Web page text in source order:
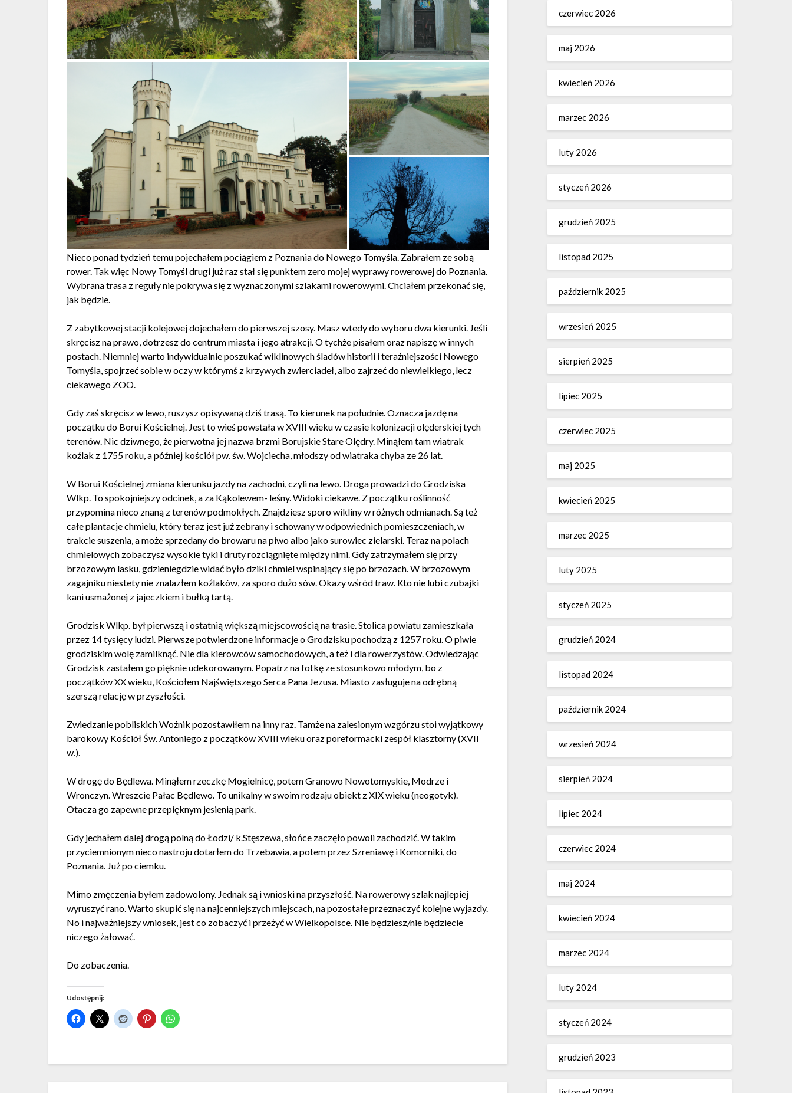
Nieco ponad tydzień temu pojechałem pociągiem z Poznania do Nowego Tomyśla. Zabrałem ze sobą
rower. Tak więc Nowy Tomyśl drugi już raz stał się punktem zero mojej wyprawy rowerowej do Poznania.
Wybrana trasa z reguły nie pokrywa się z wyznaczonymi szlakami rowerowymi. Chciałem przekonać się,
jak będzie.
Z zabytkowej stacji kolejowej dojechałem do pierwszej szosy. Masz wtedy do wyboru dwa kierunki. Jeśli
skręcisz na prawo, dotrzesz do centrum miasta i jego atrakcji. O tychże pisałem oraz napiszę w innych
postach. Niemniej warto indywidualnie poszukać wiklinowych śladów historii i teraźniejszości Nowego
Tomyśla, spojrzeć sobie w oczy w którymś z krzywych zwierciadeł, albo zajrzeć do niewielkiego, lecz
ciekawego ZOO.
Gdy zaś skręcisz w lewo, ruszysz opisywaną dziś trasą. To kierunek na południe. Oznacza jazdę na
początku do Borui Kościelnej. Jest to wieś powstała w XVIII wieku w czasie kolonizacji olęderskiej tych
terenów. Nic dziwnego, że pierwotna jej nazwa brzmi Borujskie Stare Olędry. Minąłem tam wiatrak
koźlak z 1755 roku, a później kościół pw. św. Wojciecha, młodszy od wiatraka chyba ze 26 lat.
W Borui Kościelnej zmiana kierunku jazdy na zachodni, czyli na lewo. Droga prowadzi do Grodziska
Wlkp. To spokojniejszy odcinek, a za Kąkolewem- leśny. Widoki ciekawe. Z początku roślinność
przypomina nieco znaną z terenów podmokłych. Znajdziesz sporo wikliny w różnych odmianach. Są też
całe plantacje chmielu, który teraz jest już zebrany i schowany w odpowiednich pomieszczeniach, w
trakcie suszenia, a może sprzedany do browaru na piwo albo jako surowiec zielarski. Teraz na polach
chmielowych zobaczysz wysokie tyki i druty rozciągnięte między nimi. Gdy zatrzymałem się przy
brzozowym lasku, gdzieniegdzie widać było dziki chmiel wspinający się po brzozach. W brzozowym
zagajniku niestety nie znalazłem koźlaków, za sporo dużo sów. Okazy wśród traw. Kto nie lubi czubajki
kani usmażonej z jajeczkiem i bułką tartą.
Grodzisk Wlkp. był pierwszą i ostatnią większą miejscowością na trasie. Stolica powiatu zamieszkała
przez 14 tysięcy ludzi. Pierwsze potwierdzone informacje o Grodzisku pochodzą z 1257 roku. O piwie
grodziskim wolę zamilknąć. Nie dla kierowców samochodowych, a też i dla rowerzystów. Odwiedzając
Grodzisk zastałem go pięknie udekorowanym. Popatrz na fotkę ze stosunkowo młodym, bo z
początków XX wieku, Kościołem Najświętszego Serca Pana Jezusa. Miasto zasługuje na odrębną
szerszą relację w przyszłości.
Zwiedzanie pobliskich Woźnik pozostawiłem na inny raz. Tamże na zalesionym wzgórzu stoi wyjątkowy
barokowy Kościół Św. Antoniego z początków XVIII wieku oraz poreformacki zespół klasztorny (XVII
w.).
W drogę do Będlewa. Minąłem rzeczkę Mogielnicę, potem Granowo Nowotomyskie, Modrze i
Wronczyn. Wreszcie Pałac Będlewo. To unikalny w swoim rodzaju obiekt z XIX wieku (neogotyk).
Otacza go zapewne przepięknym jesienią park.
Gdy jechałem dalej drogą polną do Łodzi/ k.Stęszewa, słońce zaczęło powoli zachodzić. W takim
przyciemnionym nieco nastroju dotarłem do Trzebawia, a potem przez Szreniawę i Komorniki, do
Poznania. Już po ciemku.
Mimo zmęczenia byłem zadowolony. Jednak są i wnioski na przyszłość. Na rowerowy szlak najlepiej
wyruszyć rano. Warto skupić się na najcenniejszych miejscach, na pozostałe przeznaczyć kolejne wyjazdy.
No i najważniejszy wniosek, jest co zobaczyć i przeżyć w Wielkopolsce. Nie będziesz/nie będziecie
niczego żałować.
Do zobaczenia.
Udostępnij:
czerwiec 2026
maj 2026
kwiecień 2026
marzec 2026
luty 2026
styczeń 2026
grudzień 2025
listopad 2025
październik 2025
wrzesień 2025
sierpień 2025
lipiec 2025
czerwiec 2025
maj 2025
kwiecień 2025
marzec 2025
luty 2025
styczeń 2025
grudzień 2024
listopad 2024
październik 2024
wrzesień 2024
sierpień 2024
lipiec 2024
czerwiec 2024
maj 2024
kwiecień 2024
marzec 2024
luty 2024
styczeń 2024
grudzień 2023